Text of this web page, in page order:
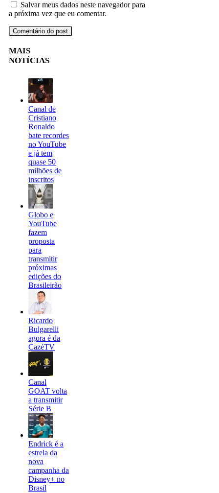
Salvar meus dados neste navegador para
a próxima vez que eu comentar.
MAIS
NOTÍCIAS
Canal de
Cristiano
Ronaldo
bate recordes
no YouTube
e já tem
quase 50
milhões de
inscritos
Globo e
YouTube
fazem
proposta
para
transmitir
próximas
edições do
Brasileirão
Ricardo
Bulgarelli
agora é da
CazéTV
Canal
GOAT volta
a transmitir
Série B
Endrick é a
estrela da
nova
campanha da
Disney+ no
Brasil